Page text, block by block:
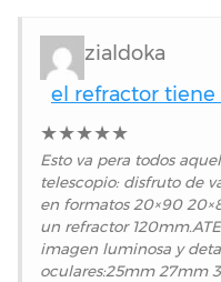
zialdoka
el refractor tiene
★★★★★
Esto va pera todos
telescopio: disfruto de
en formatos 20×90
un refractor
imagen luminosa y
oculares:25mm 27mm